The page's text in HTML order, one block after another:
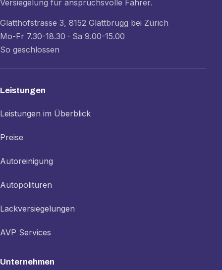
Versiegelung für anspruchsvolle Fahrer.
Glatthofstrasse 3, 8152 Glattbrugg bei Zürich
Mo-Fr 7.30-18.30 · Sa 9.00-15.00
So geschlossen
Leistungen
Leistungen im Überblick
Preise
Autoreinigung
Autopolituren
Lackversiegelungen
AVP Services
Unternehmen